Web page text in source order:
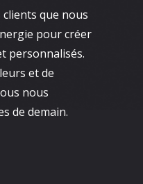
clients que nous
pour créer
personnalisés.
et de
nous
de demain.